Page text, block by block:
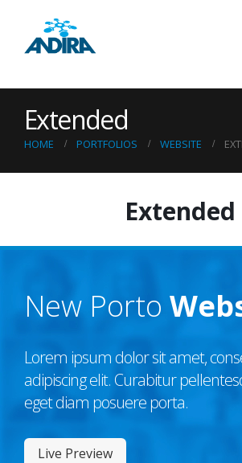
Extended
HOME PORTFOLIOS WEBSITE
Extended
New Porto
Lorem ipsum dolor sit amet,
adipiscing elit. Curabitur
eget diam posuere porta.
Live Preview